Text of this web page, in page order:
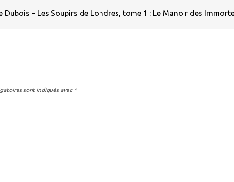
Dubois – Les Soupirs de Londres, tome 1 : Le Manoir des
sont indiqués avec *